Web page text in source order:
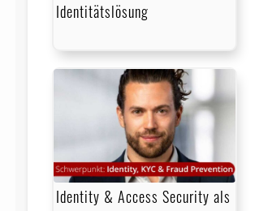
Identitätslösung
Identity & Access Security als